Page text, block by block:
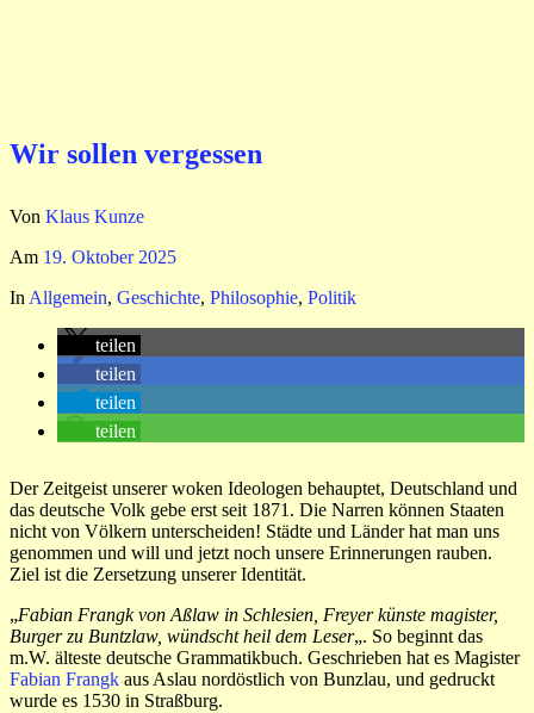
Wir sollen vergessen
Von Klaus Kunze
Am 19. Oktober 2025
In Allgemein, Geschichte, Philosophie, Politik
teilen
teilen
teilen
teilen
Der Zeitgeist unserer woken Ideologen behauptet, Deutschland und
das deutsche Volk gebe erst seit 1871. Die Narren können Staaten
nicht von Völkern unterscheiden! Städte und Länder hat man uns
genommen und will und jetzt noch unsere Erinnerungen rauben.
Ziel ist die Zersetzung unserer Identität.
„Fabian Frangk von Aßlaw in Schlesien, Freyer künste magister,
Burger zu Buntzlaw, wündscht heil dem Leser„. So beginnt das
m.W. älteste deutsche Grammatikbuch. Geschrieben hat es Magister
Fabian Frangk aus Aslau nordöstlich von Bunzlau, und gedruckt
wurde es 1530 in Straßburg.